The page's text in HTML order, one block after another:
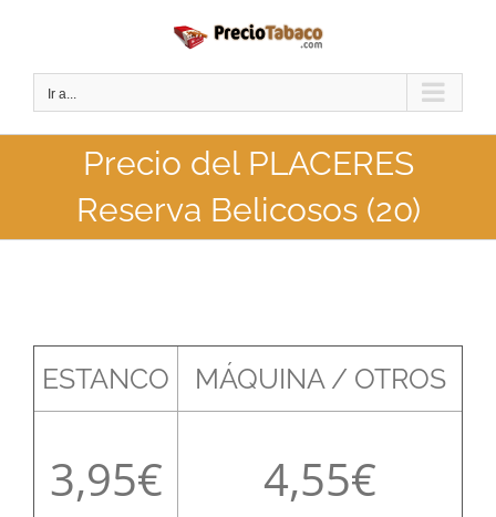
contenido
Ir a...
Precio del PLACERES
Reserva Belicosos (20)
ESTANCO MÁQUINA / OTROS
3,95 4,55